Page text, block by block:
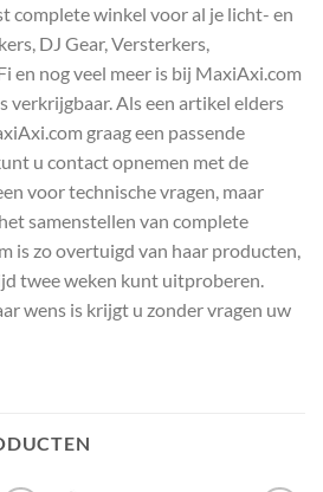
complete winkel voor al je licht- en
DJ Gear, Versterkers,
en nog veel meer is bij MaxiAxi.com
verkrijgbaar. Als een artikel elders
graag een passende
u contact opnemen met de
voor technische vragen, maar
samenstellen van complete
is zo overtuigd van haar producten,
twee weken kunt uitproberen.
wens is krijgt u zonder vragen uw